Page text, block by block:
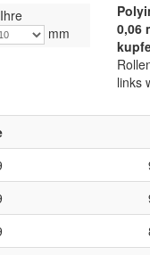
mm
0,06
links